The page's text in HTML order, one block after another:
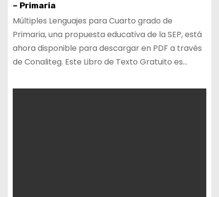
– Primaria
Múltiples Lenguajes para Cuarto grado de
Primaria, una propuesta educativa de la SEP, está
ahora disponible para descargar en PDF a través
de Conaliteg. Este Libro de Texto Gratuito es…